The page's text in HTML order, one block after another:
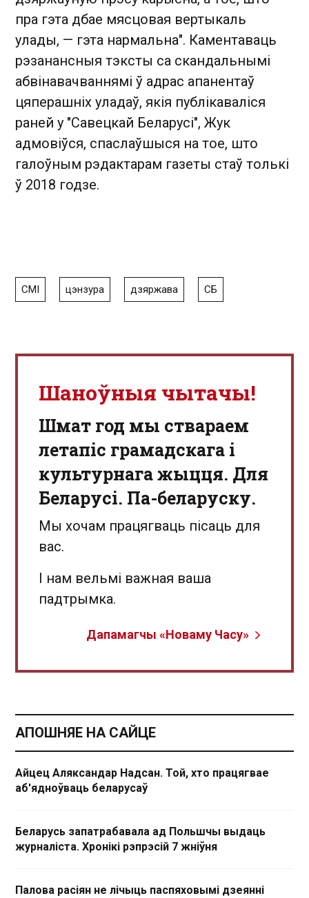
пра гэта дбае мясцовая вертыкаль
улады, — гэта нармальна". Каментаваць
рэзанансныя тэксты са скандальнымі
абвінавачваннямі ў адрас апанентаў
цяперашніх уладаў, якія публікаваліся
раней у "Савецкай Беларусі", Жук
адмовіўся, спаслаўшыся на тое, што
галоўным рэдактарам газеты стаў толькі
ў 2018 годзе.
СМІ цэнзура дзяржава СБ
Шаноўныя чытачы!
Шмат год мы ствараем
летапіс грамадскага і
культурнага жыцця. Для
Беларусі. Па-беларуску.
Мы хочам працягваць пісаць для
вас.
І нам вельмі важная ваша
падтрымка.
Дапамагчы «Новаму Часу»
АПОШНЯЕ НА САЙЦЕ
Айцец Аляксандар Надсан. Той, хто працягвае
аб'ядноўваць беларусаў
Беларусь запатрабавала ад Польшчы выдаць
журналіста. Хронікі рэпрэсій 7 жніўня
Палова расіян не лічыць паспяховымі дзеянні